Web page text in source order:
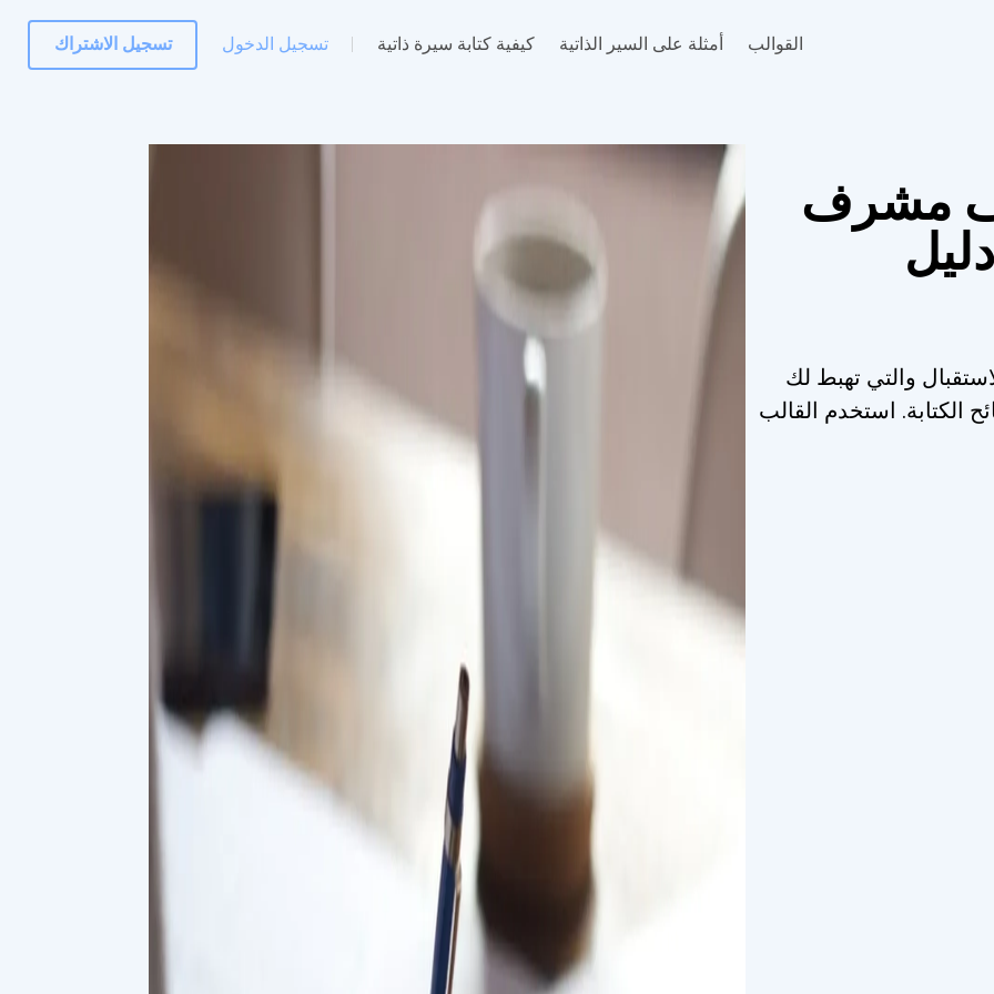
القوالب أمثلة على السير الذاتية كيفية كتابة سيرة ذاتية تسجيل الدخول تسجيل الاشتراك
مشرف
والتي تهبط لك
الكتابة. استخدم القالب